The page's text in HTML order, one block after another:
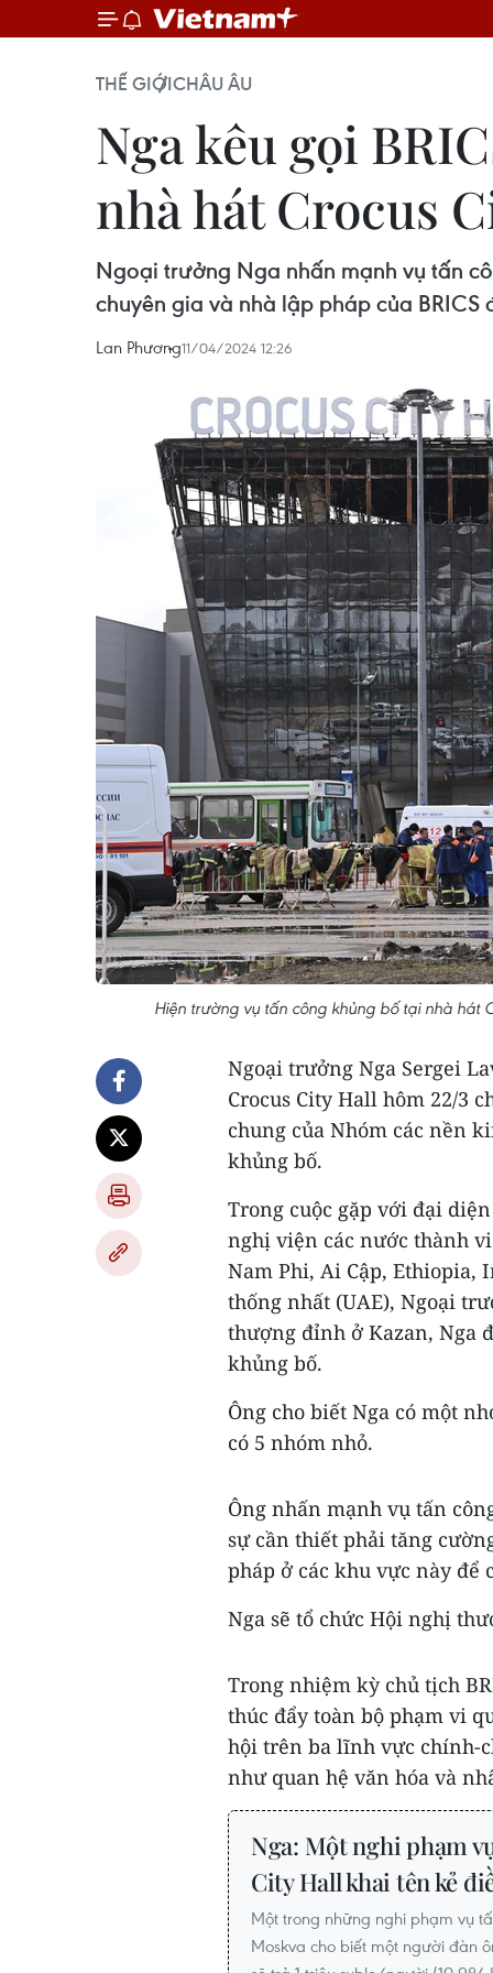
THẾ GIỚICHÂU ÂU
Nga kêu gọi
nhà hát Crocus
Ngoại trưởng Nga nhấn mạnh vụ tấn
chuyên gia và nhà lập pháp của
Lan Phương11/04/2024 12:26
Hiện trường vụ tấn công khủng bố tại nhà hát
Ngoại trưởng Nga Sergei
Crocus City Hall hôm 22/3
chung của Nhóm các nền
khủng bố.
Trong cuộc gặp với đại
nghị viện các nước thành
Nam Phi, Ai Cập, Ethiopia,
thống nhất (UAE), Ngoại
thượng đỉnh ở Kazan, Nga
khủng bố.
Ông cho biết Nga có một
có 5 nhóm nhỏ.
Ông nhấn mạnh vụ tấn
sự cần thiết phải tăng
pháp ở các khu vực này để
Nga sẽ tổ chức Hội nghị
Trong nhiệm kỳ chủ tịch
thúc đẩy toàn bộ phạm vi
hội trên ba lĩnh vực chính-
như quan hệ văn hóa và
Nga: Một nghi phạm
City Hall khai tên kẻ
Một trong những nghi phạm vụ
Moskva cho biết một người đàn